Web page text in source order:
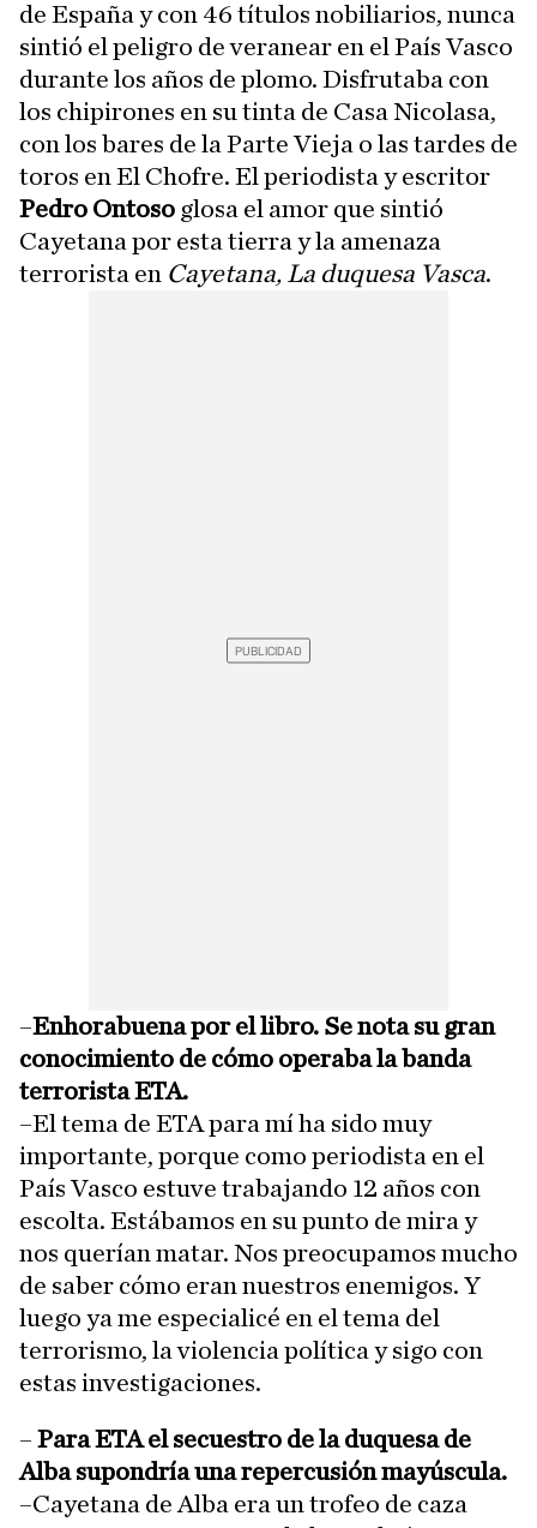
de España y con 46 títulos nobiliarios, nunca
sintió el peligro de veranear en el País Vasco
durante los años de plomo. Disfrutaba con
los chipirones en su tinta de Casa Nicolasa,
con los bares de la Parte Vieja o las tardes de
toros en El Chofre. El periodista y escritor
Pedro Ontoso glosa el amor que sintió
Cayetana por esta tierra y la amenaza
terrorista en Cayetana, La duquesa Vasca.
–Enhorabuena por el libro. Se nota su gran
conocimiento de cómo operaba la banda
terrorista ETA.
–El tema de ETA para mí ha sido muy
importante, porque como periodista en el
País Vasco estuve trabajando 12 años con
escolta. Estábamos en su punto de mira y
nos querían matar. Nos preocupamos mucho
de saber cómo eran nuestros enemigos. Y
luego ya me especialicé en el tema del
terrorismo, la violencia política y sigo con
estas investigaciones.
– Para ETA el secuestro de la duquesa de
Alba supondría una repercusión mayúscula.
–Cayetana de Alba era un trofeo de caza